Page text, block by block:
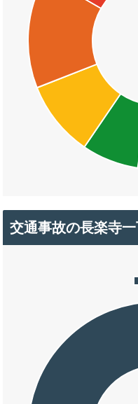
交通事故の長楽寺